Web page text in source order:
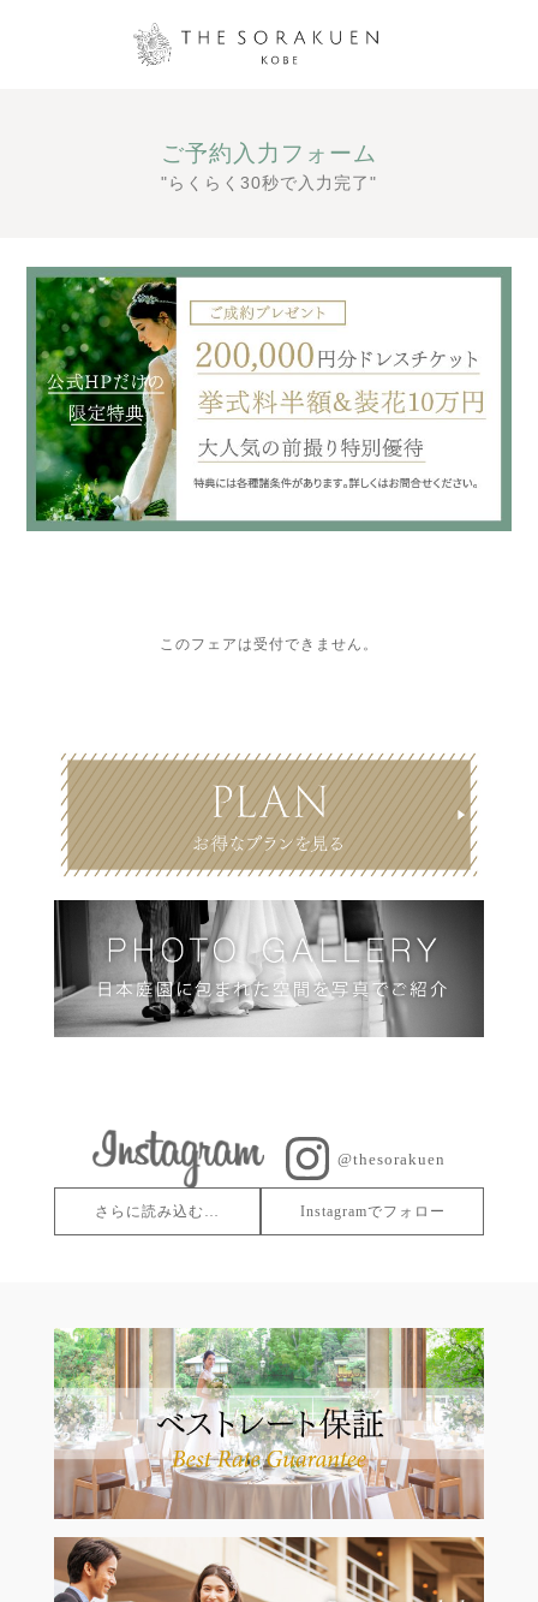
ご予約入力フォーム
"らくらく30秒で入力完了"
このフェアは受付できません。
@thesorakuen
さらに読み込む… Instagramでフォロー